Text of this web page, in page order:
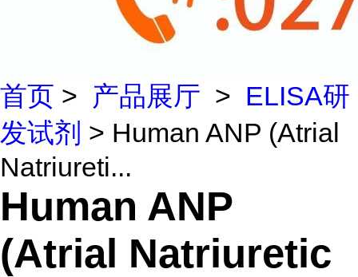
首页 > 产品展厅 > ELISA研
发试剂 > Human ANP (Atrial
Natriureti...
Human ANP
(Atrial Natriuretic